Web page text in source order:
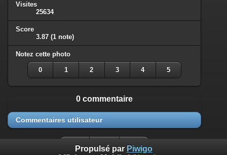
Visites
25634
Score
3.87 (1 note)
Notez cette photo
0 1 2 3 4 5
0 commentaire
Commentaires utilisateur
Propulsé par Piwigo